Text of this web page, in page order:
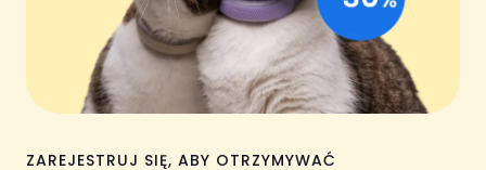
ZAREJESTRUJ SIĘ, ABY OTRZYMYWAĆ